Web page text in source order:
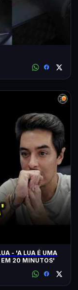
- 'A LUA É UMA
EM 20 MINUTOS'